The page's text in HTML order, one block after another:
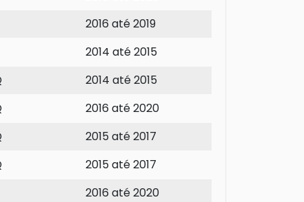
2016 até 2019
2014 até 2015
2014 até 2015
2016 até 2020
2015 até 2017
2015 até 2017
2016 até 2020